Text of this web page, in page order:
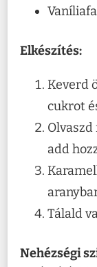
Elkészítés:
Keverd
cukrot
add
Tálald
Nehézségi